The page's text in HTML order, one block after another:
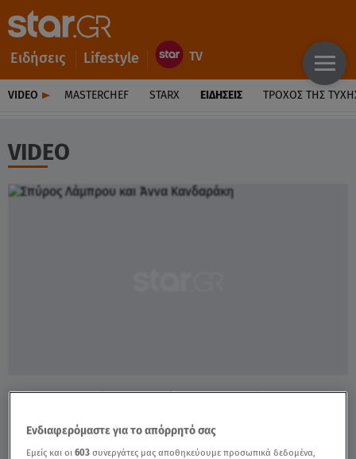
Ειδήσεις Lifestyle
VIDEO MASTERCHEF STARX ΕΙΔΉΣΕΙΣ ΤΡΟΧΌΣ ΤΗΣ
VIDEO
Πόνος, Δεν Υπάρχει Αγάπη - Video
Ενδιαφερόμαστε για το απόρρητό σας
Εμείς και οι603 συνεργάτες μας αποθηκεύουμε προσωπικά δεδομένα,